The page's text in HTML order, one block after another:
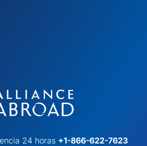
24 horas +1-866-622-7623